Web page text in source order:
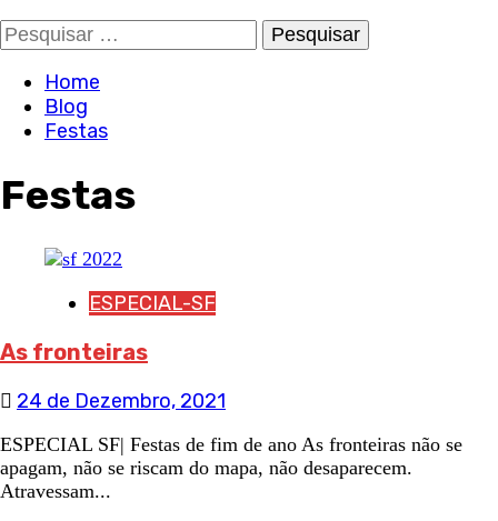
Pesquisar
por:
Home
Blog
Festas
Festas
ESPECIAL-SF
As fronteiras
24 de Dezembro, 2021
ESPECIAL SF| Festas de fim de ano As fronteiras não se
apagam, não se riscam do mapa, não desaparecem.
Atravessam...